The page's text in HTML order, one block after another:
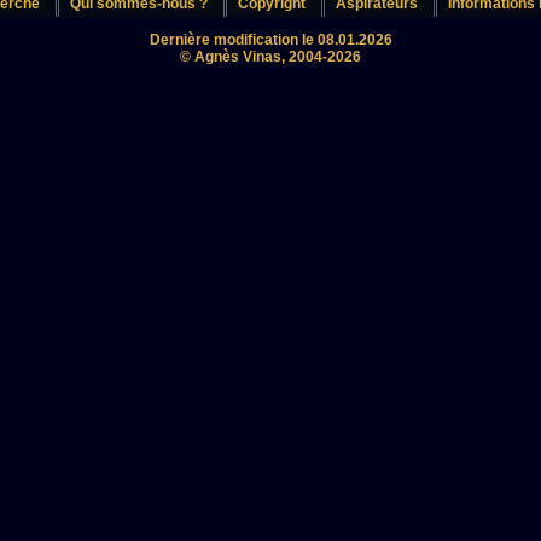
Dernière modification le 08.01.2026
© Agnès Vinas, 2004-2026